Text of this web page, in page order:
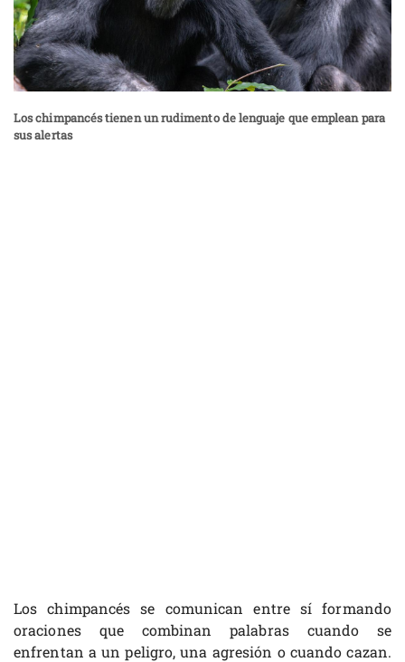
Los chimpancés tienen un rudimento de lenguaje que emplean para
sus alertas
Los chimpancés se comunican entre sí formando
oraciones que combinan palabras cuando se
enfrentan a un peligro, una agresión o cuando cazan.